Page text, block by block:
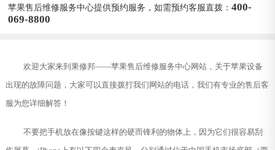
苹果售后维修服务中心提供预约服务，如需预约客服直拨：400-
069-8800
欢迎大家来到果修邦——苹果售后维修服务中心网站，关于苹果设备
出现的故障问题，大家可以直接拨打我们网站的电话，我们有专业的售后客
服为您详细解答！
不要把手机放在像按键这样的硬而锋利的物体上，因为它们很容易刮